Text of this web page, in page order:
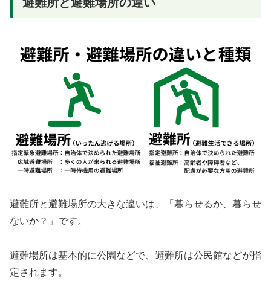
避難所と避難場所の大きな違いは、「暮らせるか、暮らせ
ないか？」です。
避難場所は基本的に公園などで、避難所は公民館などが指
定されます。